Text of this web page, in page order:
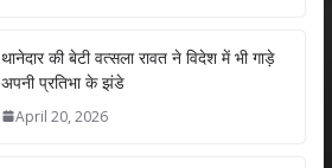
er e
dI
l e
थानेदार की बेटी वत्सला रावत ने विदेश में भी गाड़े
अपनी प्रतिभा के झंडे
April 20, 2026